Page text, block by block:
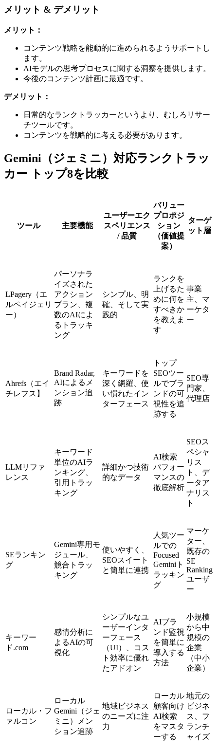
メリット & デメリット
メリット：
コンテンツ戦略を能動的に進められるようサポートし
ます。
AIモデルの思考プロセスに関する洞察を提供します。
今後のコンテンツ計画に最適です。
デメリット：
日常的なランクトラッカーというより、むしろリサー
チツールです。
コンテンツを戦略的に考える必要があります。
Gemini（ジェミニ）対応ランクトラッ
カー トップ8を比較
ツール 主要機能
ユーザーエク
スペリエンス
/ 品質
バリュー
プロポジ
ション
（価値提
案）
ターゲ
ット層
LPagery（エ
ルペイジェリ
ー）
パーソナラ
イズされた
アクション
プラン、複
数のAIによ
るトラッキ
ング
シンプル、明
確、そして実
践的
ランクを
上げるた
めに何を
すべきか
を教えま
す
事業
主、マ
ーケタ
ー
Ahrefs（エイ
チレフス】
Brand Radar,
AIによるメ
ンション追
跡
キーワードを
深く網羅、使
い慣れたイン
ターフェース
トップ
SEOツー
ルでブラ
ンドの可
視性を追
跡する
SEO専
門家、
代理店
LLMリファ
レンス
キーワード
単位のAIラ
ンキング、
引用トラッ
キング
詳細かつ技術
的なデータ
AI検索
パフォー
マンスの
徹底解析
SEOス
ペシャ
リス
ト、デ
ータア
ナリス
ト
SEランキン
グ
Gemini専用モ
ジュール、
競合トラッ
キング
使いやすく、
SEOスイート
と簡単に連携
人気ツー
ルでの
Focused
Geminiト
ラッキン
グ
マーケ
ター、
既存の
SE
Ranking
ユーザ
ー
キーワー
ド.com
感情分析に
よるAIの可
視化
シンプルなユ
ーザーインタ
ーフェース
（UI）、コス
ト効率に優れ
たアドオン
AIブラ
ンド監視
を簡単に
導入する
方法
小規模
から中
規模の
企業
（中小
企業）
ローカル・フ
ァルコン
ローカル
Gemini（ジェ
ミニ）メン
ション追跡
地域ビジネス
のニーズに注
力
ローカル
顧客向け
AI検索
をマスタ
ーする
地元の
ビジネ
ス、フ
ランチ
ャイズ